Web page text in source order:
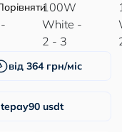
від 364 грн/міс
90 usdt